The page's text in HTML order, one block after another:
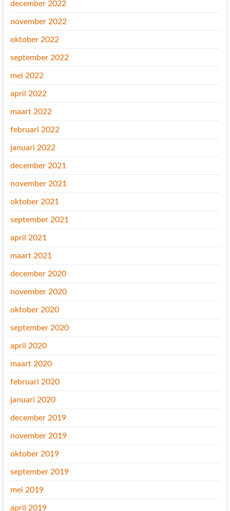
december 2022
november 2022
oktober 2022
september 2022
mei 2022
april 2022
maart 2022
februari 2022
januari 2022
december 2021
november 2021
oktober 2021
september 2021
april 2021
maart 2021
december 2020
november 2020
oktober 2020
september 2020
april 2020
maart 2020
februari 2020
januari 2020
december 2019
november 2019
oktober 2019
september 2019
mei 2019
april 2019